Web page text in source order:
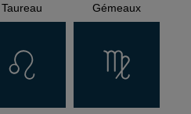
Taureau Gémeaux